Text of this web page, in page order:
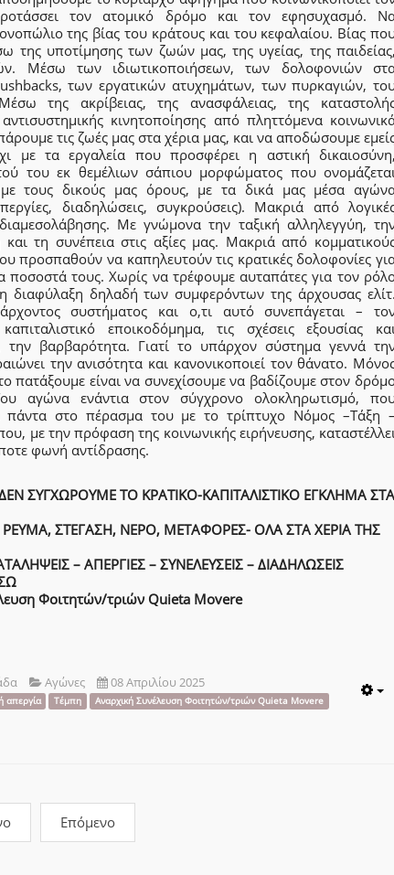
τον ατομικό δρόμο και τον εφησυχασμό.
της βίας του κράτους και του κεφαλαίου. Βίας
της υποτίμησης των ζωών μας, της υγείας, της παιδείας,
Μέσω των ιδιωτικοποιήσεων, των δολοφονιών
των εργατικών ατυχημάτων, των πυρκαγιών,
της ακρίβειας, της ανασφάλειας, της
κινητοποίησης από πληττόμενα
τις ζωές μας στα χέρια μας, και να αποδώσουμε
με τα εργαλεία που προσφέρει η αστική δικαιοσύνη,
του εκ θεμέλιων σάπιου μορφώματος που
τους δικούς μας όρους, με τα δικά μας μέσα
διαδηλώσεις, συγκρούσεις). Μακριά από
Με γνώμονα την ταξική αλληλεγγύη,
τη συνέπεια στις αξίες μας. Μακριά από
προσπαθούν να καπηλευτούν τις κρατικές δολοφονίες
ποσοστά τους. Χωρίς να τρέφουμε αυταπάτες για τον
διαφύλαξη δηλαδή των συμφερόντων της άρχουσας ελίτ.
συστήματος και ο,τι αυτό συνεπάγεται –
εποικοδόμημα, τις σχέσεις εξουσίας
την βαρβαρότητα. Γιατί το υπάρχον σύστημα γεννά
την ανισότητα και κανονικοποιεί τον θάνατο.
πατάξουμε είναι να συνεχίσουμε να βαδίζουμε στον
αγώνα ενάντια στον σύγχρονο ολοκληρωτισμό,
πάντα στο πέρασμα του με το τρίπτυχο Νόμος –Τάξη –
με την πρόφαση της κοινωνικής ειρήνευσης,
φωνή αντίδρασης.
ΣΥΓΧΩΡΟΥΜΕ ΤΟ ΚΡΑΤΙΚΟ-ΚΑΠΙΤΑΛΙΣΤΙΚΟ ΕΓΚΛΗΜΑ ΣΤΑ
ΡΕΥΜΑ, ΣΤΕΓΑΣΗ, ΝΕΡΟ, ΜΕΤΑΦΟΡΕΣ- ΟΛΑ ΣΤΑ ΧΕΡΙΑ ΤΗΣ
– ΑΠΕΡΓΙΕΣ – ΣΥΝΕΛΕΥΣΕΙΣ – ΔΙΑΔΗΛΩΣΕΙΣ
Φοιτητών/τριών Quieta Movere
Αγώνες 08 Απριλίου 2025
απεργία Τέμπη
Αναρχική Συνέλευση Φοιτητών/τριών Quieta Movere
Επόμενο